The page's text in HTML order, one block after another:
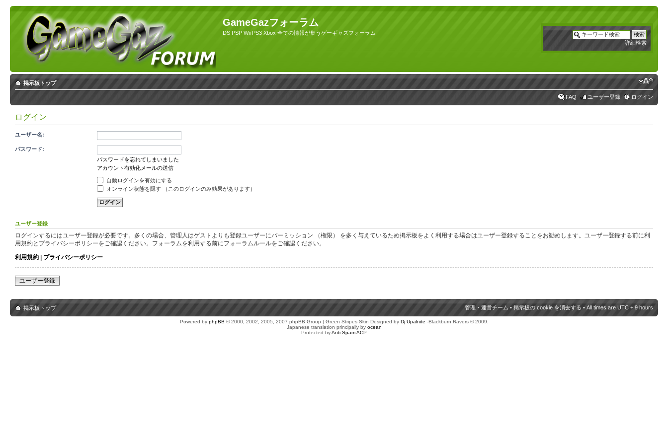
GameGazフォーラム
DS PSP Wii PS3 Xbox 全ての情報が集うゲーギャズフォーラム
詳細検索
掲示板トップ
FAQ ユーザー登録 ログイン
ログイン
ユーザー名:
パスワード:
パスワードを忘れてしまいました
アカウント有効化メールの送信
自動ログインを有効にする
オンライン状態を隠す （このログインのみ効果があります）
ユーザー登録
ログインするにはユーザー登録が必要です。多くの場合、管理人はゲストよりも登録ユーザーにパーミッション （権限） を多く与えているため掲示板をよく利用する場合はユーザー登録することをお勧めします。ユーザー登録する前に利
用規約とプライバシーポリシーをご確認ください。フォーラムを利用する前にフォーラムルールをご確認ください。
利用規約 | プライバシーポリシー
ユーザー登録
掲示板トップ 管理・運営チーム • 掲示板の cookie を消去する • All times are UTC + 9 hours
Powered by phpBB © 2000, 2002, 2005, 2007 phpBB Group | Green Stripes Skin Designed by Dj Upalnite -Blackburn Ravers © 2009.
Japanese translation principally by ocean
Protected byAnti-Spam ACP